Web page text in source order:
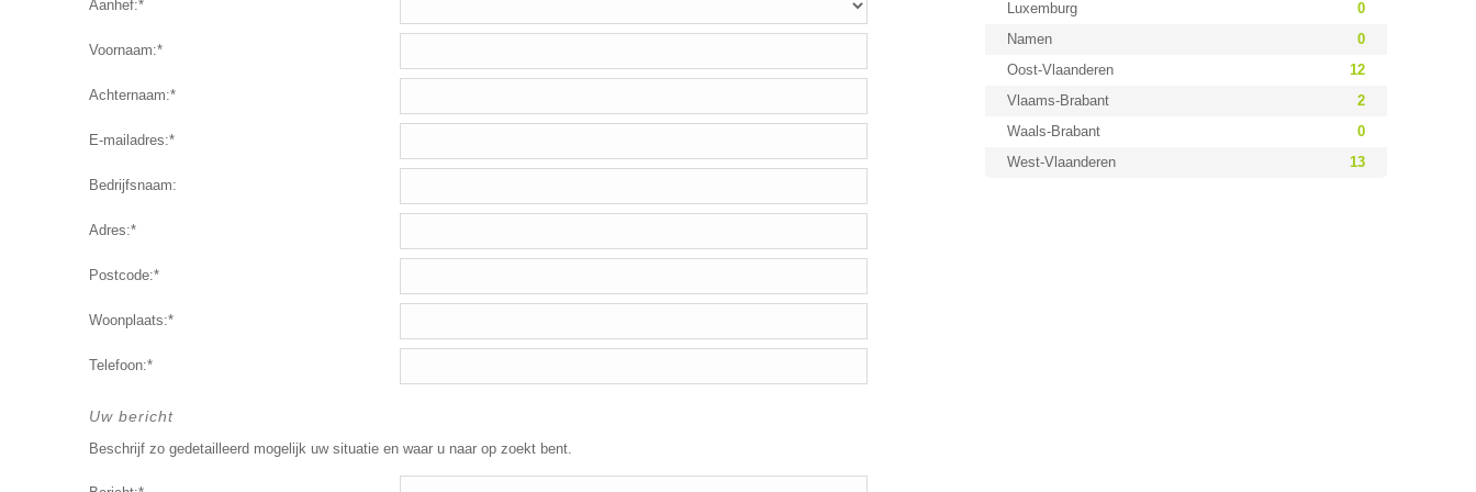
Luxemburg
0
Namen
0
Oost-Vlaanderen
12
Vlaams-Brabant
2
Waals-Brabant
0
West-Vlaanderen
13
Aanhef:*
Voornaam:*
Achternaam:*
E-mailadres:*
Bedrijfsnaam:
Adres:*
Postcode:*
Woonplaats:*
Telefoon:*
Uw bericht
Beschrijf zo gedetailleerd mogelijk uw situatie en waar u naar op zoekt bent.